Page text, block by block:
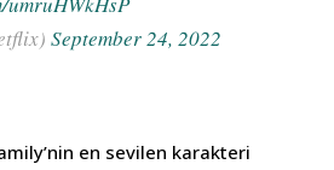
September 24, 2022
en sevilen karakteri